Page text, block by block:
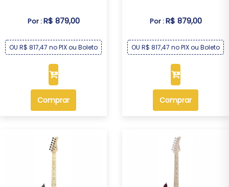
Por :R$ 879,00
OU R$ 817,47 no PIX ou Boleto
Comprar
Por :R$ 879,00
OU R$ 817,47 no PIX ou Boleto
Comprar